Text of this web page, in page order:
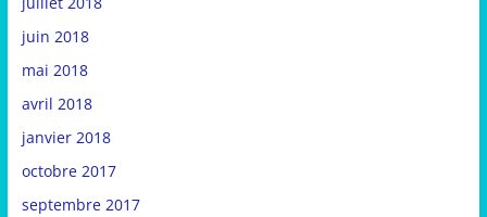
juin 2018
mai 2018
avril 2018
janvier 2018
octobre 2017
septembre 2017